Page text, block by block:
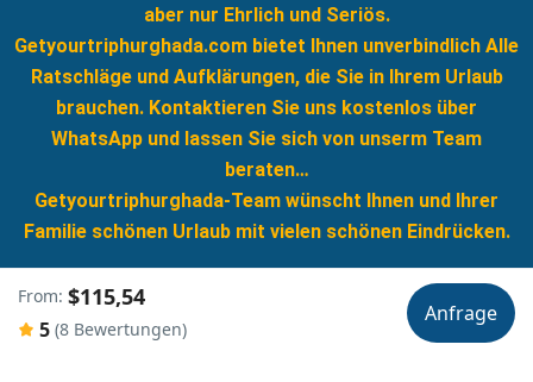
From: $115,54
5 (8 Bewertungen)
Anfrage
aber nur Ehrlich und Seriös.
Getyourtriphurghada.com bietet Ihnen unverbindlich Alle
Ratschläge und Aufklärungen, die Sie in Ihrem Urlaub
brauchen. Kontaktieren Sie uns kostenlos über
WhatsApp und lassen Sie sich von unserm Team
beraten…
Getyourtriphurghada-Team wünscht Ihnen und Ihrer
Familie schönen Urlaub mit vielen schönen Eindrücken.